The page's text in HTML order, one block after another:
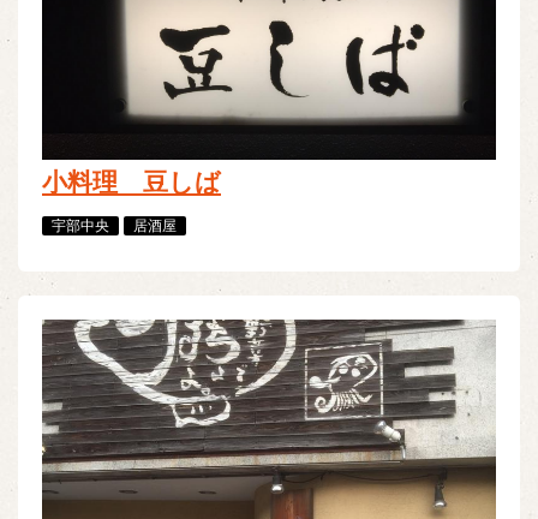
小料理 豆しば
宇部中央 居酒屋